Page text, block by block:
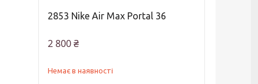
2853 Nike Air Max Portal 36
2 800 ₴
Немає в наявності